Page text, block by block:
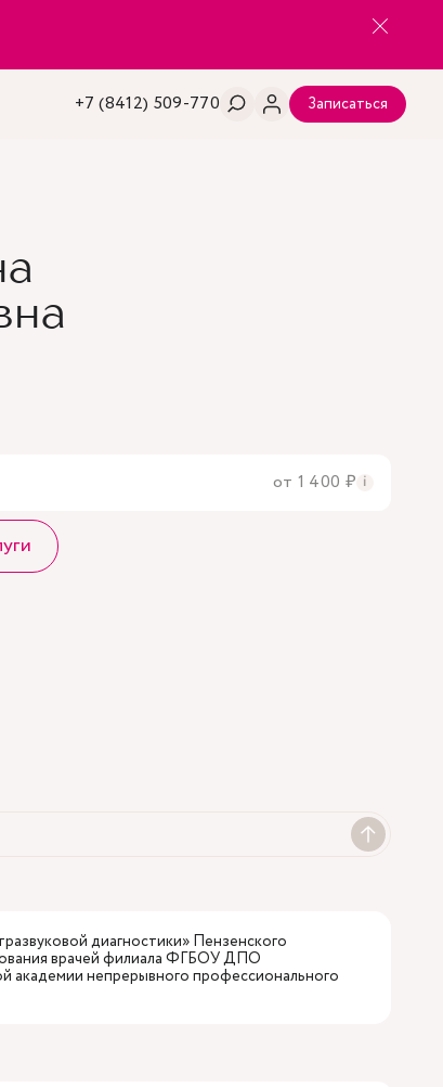
+7 (8412) 509-770 Записаться
от 1 400 ₽ i
диагностики» Пензенского
врачей филиала ФГБОУ ДПО
академии непрерывного профессионального